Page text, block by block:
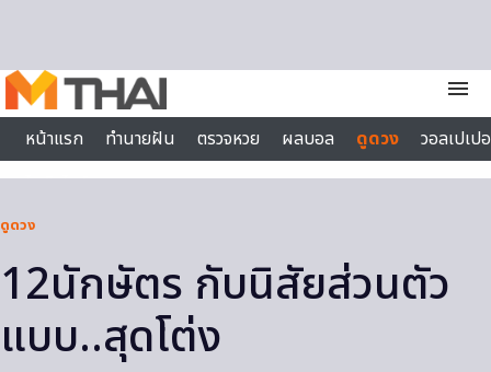
menu
หน้าแรก
ทำนายฝัน ตรวจหวย ผลบอล ดูดวง
วอลเปเป
ไลฟ์สไตล์
ดูดวง
12นักษัตร กับนิสัยส่วนตัว
แบบ..สุดโต่ง